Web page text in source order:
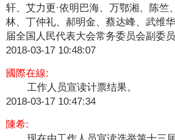
轩、艾力更·依明巴海、万鄂湘、陈竺
林、丁仲礼、郝明金、蔡达峰、武维
届全国人民代表大会常务委员会副委员
2018-03-17 10:48:07
國際在線:
工作人员宣读计票结果。
2018-03-17 10:47:34
陳希: